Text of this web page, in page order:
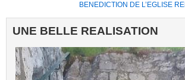
BENEDICTION DE L’EGLISE
UNE BELLE REALISATION